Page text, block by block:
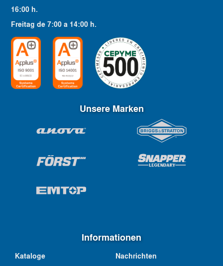
16:00 h.
Freitag de7:00 a 14:00 h.
Unsere Marken
Informationen
Kataloge
Nachrichten